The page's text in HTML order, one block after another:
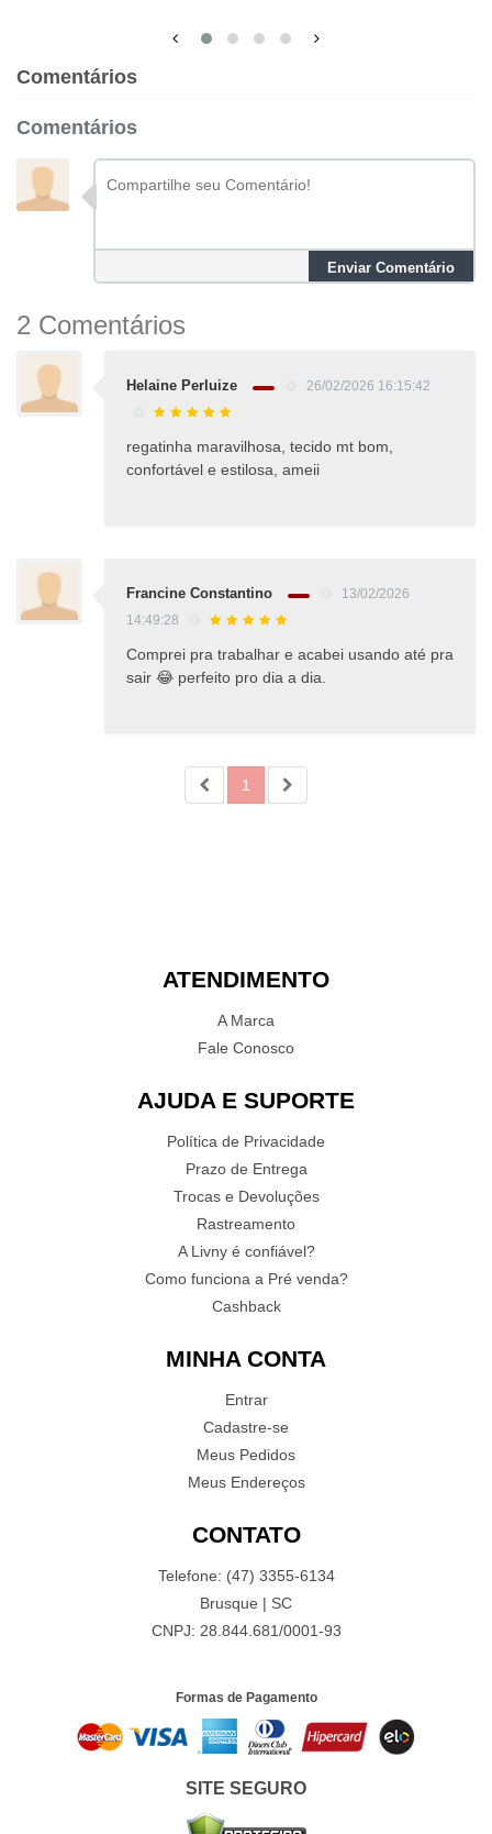
Comentários
Comentários
Enviar Comentário
2 Comentários
Helaine Perluize 26/02/2026 16:15:42
regatinha maravilhosa, tecido mt bom,
confortável e estilosa, ameii
Francine Constantino
13/02/2026
14:49:28
Comprei pra trabalhar e acabei usando até pra
sair 😂 perfeito pro dia a dia.
1
ATENDIMENTO
A Marca
Fale Conosco
AJUDA E SUPORTE
Política de Privacidade
Prazo de Entrega
Trocas e Devoluções
Rastreamento
A Livny é confiável?
Como funciona a Pré venda?
Cashback
MINHA CONTA
Entrar
Cadastre-se
Meus Pedidos
Meus Endereços
CONTATO
Telefone: (47) 3355-6134
Brusque | SC
CNPJ: 28.844.681/0001-93
Formas de Pagamento
SITE SEGURO